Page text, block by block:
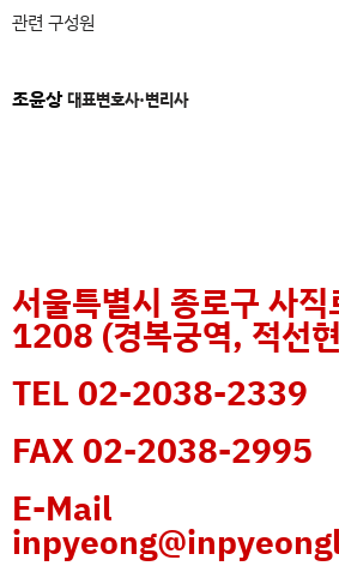
관련 구성원
조윤상대표변호사·변리사
서울특별시 종로구 사
1208 (경복궁역, 적선
TEL 02-2038-2339
FAX 02-2038-2995
E-Mail